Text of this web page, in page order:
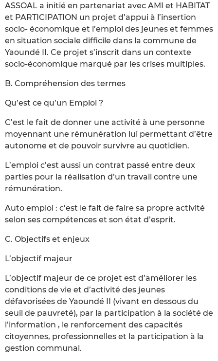
ASSOAL a initié en partenariat avec AMI et HABITAT
et PARTICIPATION un projet d’appui à l’insertion
socio- économique et l’emploi des jeunes et femmes
en situation sociale difficile dans la commune de
Yaoundé II. Ce projet s’inscrit dans un contexte
socio-économique marqué par les crises multiples.
B. Compréhension des termes
Qu’est ce qu’un Emploi ?
C’est le fait de donner une activité à une personne
moyennant une rémunération lui permettant d’être
autonome et de pouvoir survivre au quotidien.
L’emploi c’est aussi un contrat passé entre deux
parties pour la réalisation d’un travail contre une
rémunération.
Auto emploi : c’est le fait de faire sa propre activité
selon ses compétences et son état d’esprit.
C. Objectifs et enjeux
L’objectif majeur
L’objectif majeur de ce projet est d’améliorer les
conditions de vie et d’activité des jeunes
défavorisées de Yaoundé II (vivant en dessous du
seuil de pauvreté), par la participation à la société de
l’information , le renforcement des capacités
citoyennes, professionnelles et la participation à la
gestion communal.